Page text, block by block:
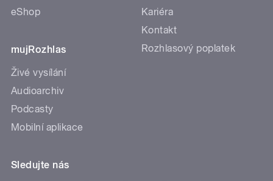
eShop
mujRozhlas
Živé vysílání
Audioarchiv
Podcasty
Mobilní aplikace
Kariéra
Kontakt
Rozhlasový poplatek
Sledujte nás